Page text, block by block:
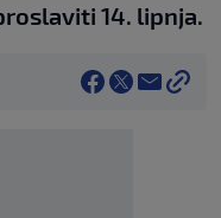
14. lipnja.